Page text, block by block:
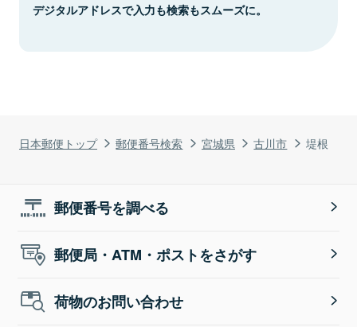
日本郵便トップ 郵便番号検索 宮城県 古川市 堤根
デジタルアドレスで入力も検索もスムーズに。
郵便番号を調べる
郵便局・ATM・ポストをさがす
荷物のお問い合わせ